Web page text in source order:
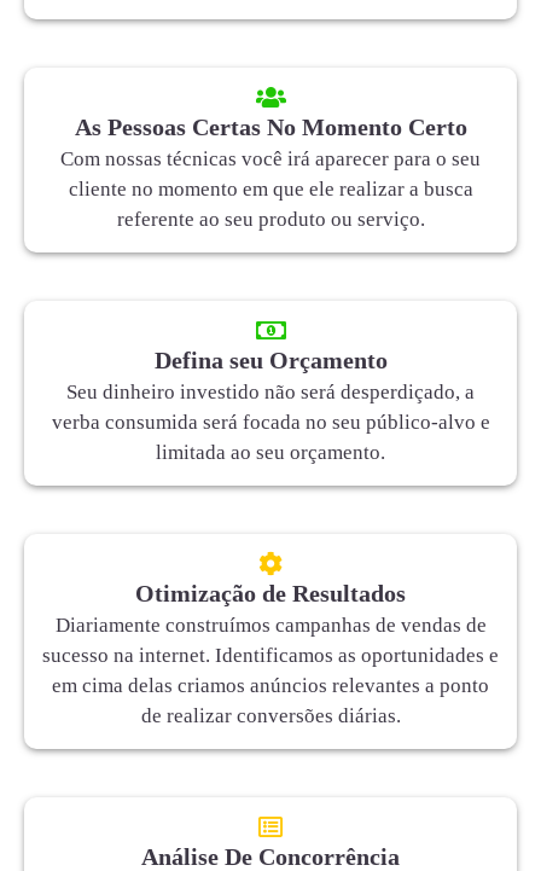
As Pessoas Certas No Momento Certo
Com nossas técnicas você irá aparecer para o seu
cliente no momento em que ele realizar a busca
referente ao seu produto ou serviço.
Defina seu Orçamento
Seu dinheiro investido não será desperdiçado, a
verba consumida será focada no seu público-alvo e
limitada ao seu orçamento.
Otimização de Resultados
Diariamente construímos campanhas de vendas de
sucesso na internet. Identificamos as oportunidades e
em cima delas criamos anúncios relevantes a ponto
de realizar conversões diárias.
Análise De Concorrência